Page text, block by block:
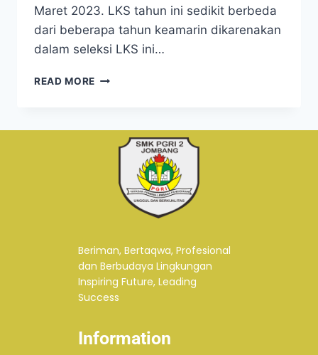
Maret 2023. LKS tahun ini sedikit berbeda
dari beberapa tahun keamarin dikarenakan
dalam seleksi LKS ini…
READ MORE
Beriman, Bertaqwa, Profesional
dan Berbudaya Lingkungan
Inspiring Future, Leading
Success
Information